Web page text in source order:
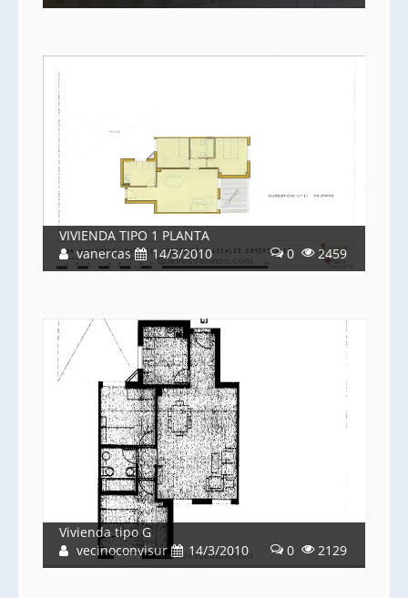
VIVIENDA TIPO 1 PLANTA
vanercas
14/3/2010 0 2459
Vivienda tipo G
vecinoconvisur
14/3/2010 0 2129